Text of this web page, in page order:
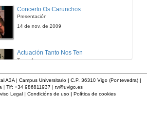
Concerto Os Carunchos
Presentación
14 de nov. de 2009
Actuación Tanto Nos Ten
Tema 4
Actuación Tanto Nos Ten
A3A | Campus Universitario | C.P. 36310 Vigo (Pontevedra) |
| Tlf: +34 986811937 | tv@uvigo.es
Legal| Condicións de uso| Política de cookies